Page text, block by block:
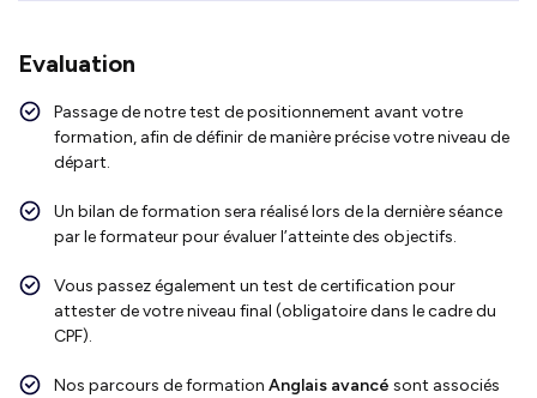
Evaluation
Passage de notre test de positionnement avant votre
formation, afin de définir de manière précise votre niveau de
départ.
Un bilan de formation sera réalisé lors de la dernière séance
par le formateur pour évaluer l’atteinte des objectifs.
Vous passez également un test de certification pour
attester de votre niveau final (obligatoire dans le cadre du
CPF).
Nos parcours de formation Anglais avancé sont associés